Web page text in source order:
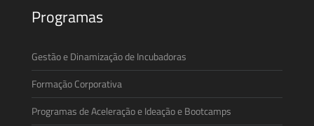
Programas
Gestão e Dinamização de Incubadoras
Formação Corporativa
Programas de Aceleração e Ideação e Bootcamps